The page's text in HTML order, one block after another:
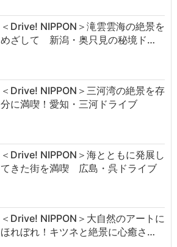
＜Drive! NIPPON＞滝雲雲海の絶景を
めざして 新潟・奥只見の秘境ド…
＜Drive! NIPPON＞三河湾の絶景を存
分に満喫！愛知・三河ドライブ
＜Drive! NIPPON＞海とともに発展し
てきた街を満喫 広島・呉ドライブ
＜Drive! NIPPON＞大自然のアートに
ほれぼれ！キツネと絶景に心癒さ…